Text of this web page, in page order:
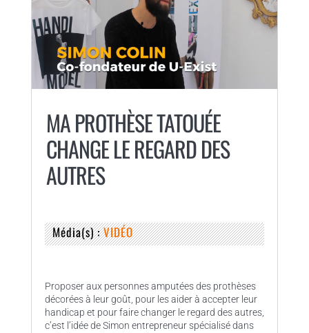
MA PROTHÈSE TATOUÉE
CHANGE LE REGARD DES
AUTRES
Média(s) :VIDÉO
Proposer aux personnes amputées des prothèses
décorées à leur goût, pour les aider à accepter leur
handicap et pour faire changer le regard des autres,
c’est l’idée de Simon entrepreneur spécialisé dans